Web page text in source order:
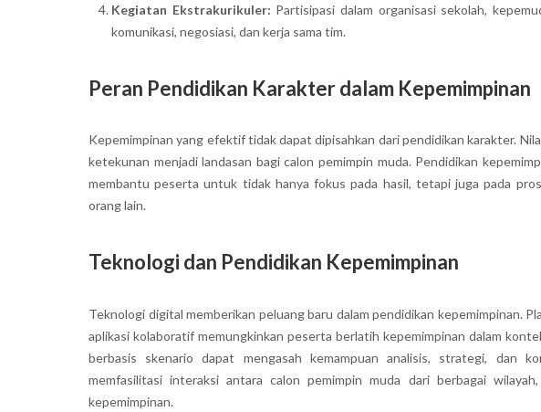
Kegiatan Ekstrakurikuler: Partisipasi dalam organisasi sekolah,
komunikasi, negosiasi, dan kerja sama tim.
Peran Pendidikan Karakter dalam Kepemimpinan
Kepemimpinan yang efektif tidak dapat dipisahkan dari pendidikan karakter.
ketekunan menjadi landasan bagi calon pemimpin muda. Pendidikan
membantu peserta untuk tidak hanya fokus pada hasil, tetapi juga pada
orang lain.
Teknologi dan Pendidikan Kepemimpinan
Teknologi digital memberikan peluang baru dalam pendidikan kepemimpinan.
aplikasi kolaboratif memungkinkan peserta berlatih kepemimpinan dalam
berbasis skenario dapat mengasah kemampuan analisis, strategi, dan
memfasilitasi interaksi antara calon pemimpin muda dari berbagai
kepemimpinan.